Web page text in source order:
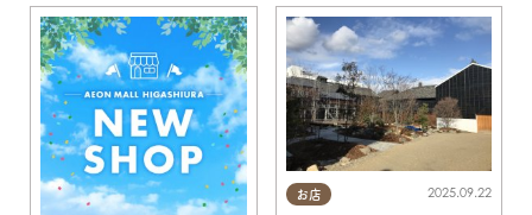
お店 2025.09.22